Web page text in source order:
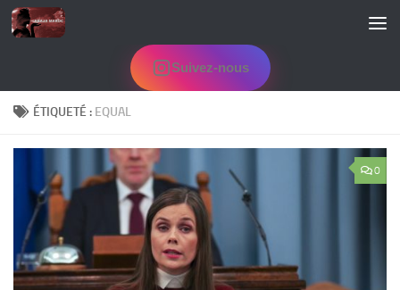
Skip to content
Suivez-nous
ÉTIQUETÉ : EQUAL
0